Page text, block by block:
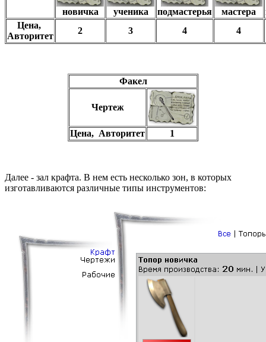
новичка
ученика подмастерья мастера
Цена,
Авторитет
2 3 4 4
Факел
Чертеж
Цена, Авторитет 1
Далее - зал крафта. В нем есть несколько зон, в которых
изготавливаются различные типы инструментов: